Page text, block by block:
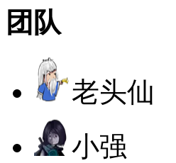
团队
老头仙
小强